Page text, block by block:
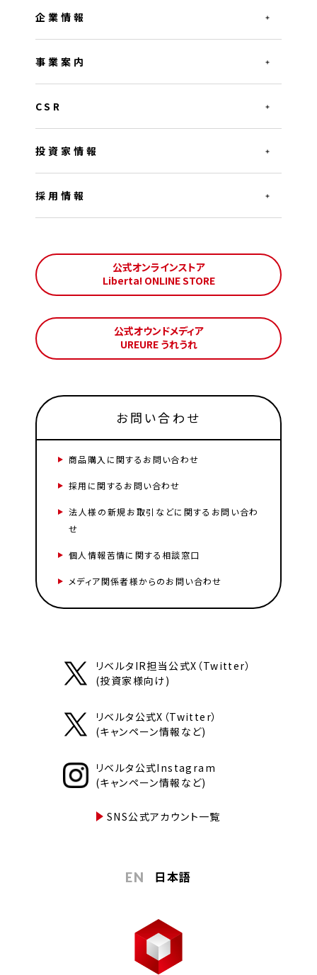
企業情報
事業案内
CSR
投資家情報
採用情報
公式オンラインストア
Liberta! ONLINE STORE
公式オウンドメディア
UREURE うれうれ
お問い合わせ
商品購入に関するお問い合わせ
採用に関するお問い合わせ
法人様の新規お取引などに関するお問い合わ
せ
個人情報苦情に関する相談窓口
メディア関係者様からのお問い合わせ
リベルタIR担当公式X（Twitter）
(投資家様向け)
リベルタ公式X（Twitter）
(キャンペーン情報など)
リベルタ公式Instagram
(キャンペーン情報など)
SNS公式アカウント一覧
EN 日本語